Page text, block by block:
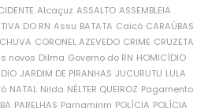
Alcaçuz ASSALTO ASSEMBLEIA
DO RN Assu BATATA Caicó CARAÚBAS
CORONEL AZEVEDO CRIME CRUZETA
novos Dilma Governo do RN HOMICÍDIO
JARDIM DE PIRANHAS JUCURUTU LULA
NATAL Nilda NÉLTER QUEIROZ Pagamento
PARELHAS Parnamirim POLÍCIA POLÍCIA